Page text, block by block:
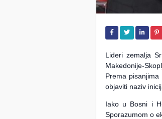
Lideri zemalja
Makedonije-
Prema
objaviti naziv
Iako u Bosni i
Sporazumom o